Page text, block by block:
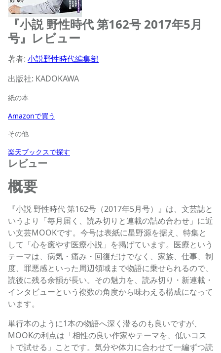
『小説 野性時代 第162号 2017年5月
号』レビュー
著者: 小説野性時代編集部
出版社: KADOKAWA
紙の本
Amazonで買う
その他
楽天ブックスで探す
レビュー
概要
『小説 野性時代 第162号（2017年5月号）』は、文芸誌と
いうより「毎月届く、読み切りと連載の詰め合わせ」に近
い文芸MOOKです。今号は表紙に星野源を据え、特集と
して「心を癒やす医療小説」を掲げています。医療という
テーマは、病気・痛み・回復だけでなく、家族、仕事、制
度、罪悪感といった周辺領域まで物語に乗せられるので、
読後に残る余韻が長い。その魅力を、読み切り・新連載・
インタビューという複数の角度から味わえる構成になって
います。
単行本のように1本の物語へ深く潜るのも良いですが、
MOOKの利点は「相性の良い作家やテーマを、低いコス
トで試せる」ことです。気分や体力に合わせて一編ずつ読